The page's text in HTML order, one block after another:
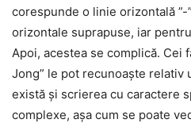
corespunde o linie orizontală ”-
orizontale suprapuse, iar
Apoi, acestea se complică. Cei
Jong” le pot recunoaște relativ
există și scrierea cu caractere
complexe, așa cum se poate